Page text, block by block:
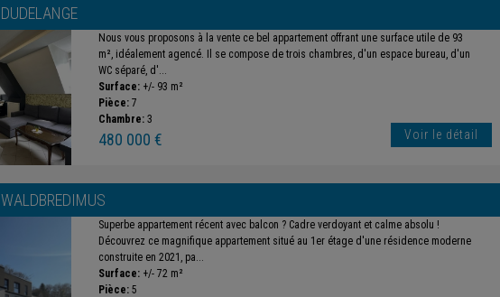
DUDELANGE
Nous vous proposons à la vente ce bel appartement offrant une surface utile de 93
m², idéalement agencé. Il se compose de trois chambres, d'un espace bureau, d'un
WC séparé, d'...
Surface: +/- 93 m²
Pièce: 7
Chambre: 3
480 000 € Voir le détail
WALDBREDIMUS
Superbe appartement récent avec balcon ? Cadre verdoyant et calme absolu !
Découvrez ce magnifique appartement situé au 1er étage d'une résidence moderne
construite en 2021, pa...
Surface: +/- 72 m²
Pièce: 5